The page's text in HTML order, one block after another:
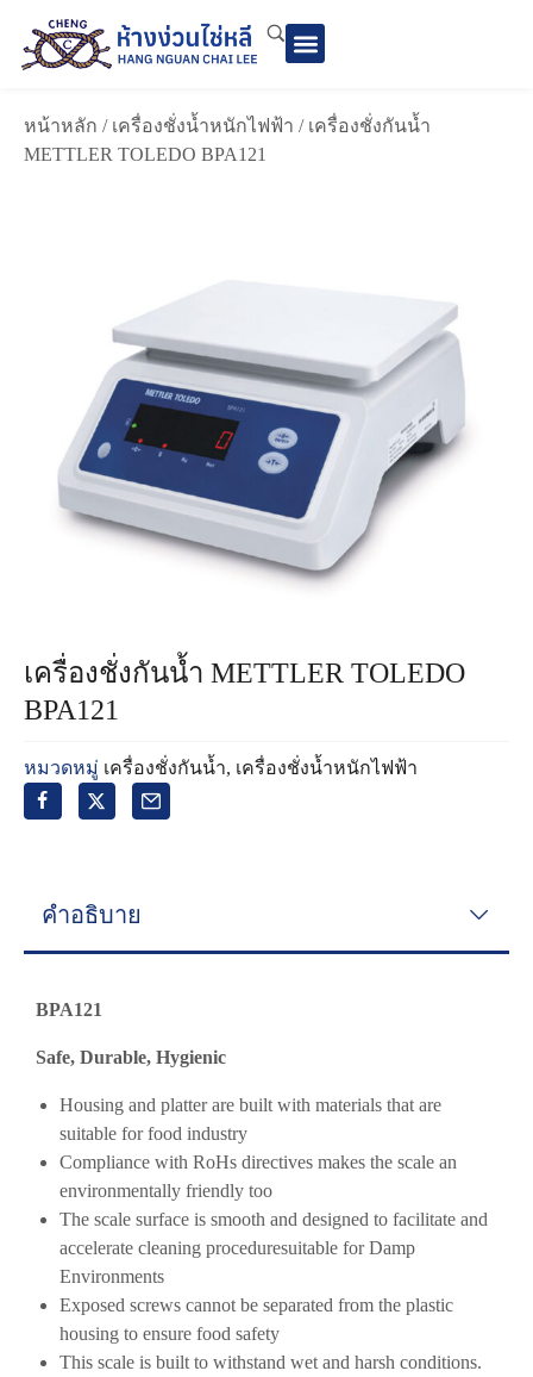
หน้าหลัก / เครื่องชั่งน้ำหนักไฟฟ้า / เครื่องชั่งกันน้ำ
METTLER TOLEDO BPA121
เครื่องชั่งกันน้ำ METTLER TOLEDO
BPA121
หมวดหมู่ เครื่องชั่งกันน้ำ, เครื่องชั่งน้ำหนักไฟฟ้า
คำอธิบาย
BPA121
Safe, Durable, Hygienic
Housing and platter are built with materials that are
suitable for food industry
Compliance with RoHs directives makes the scale an
environmentally friendly too
The scale surface is smooth and designed to facilitate and
accelerate cleaning proceduresuitable for Damp
Environments
Exposed screws cannot be separated from the plastic
housing to ensure food safety
This scale is built to withstand wet and harsh conditions.